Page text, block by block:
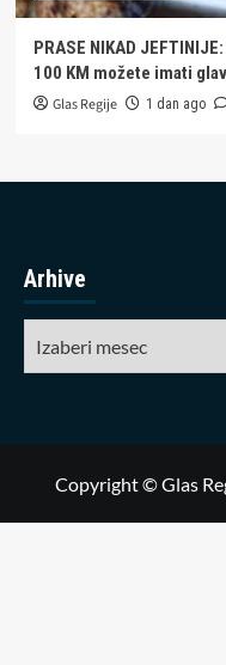
PRASE NIKAD
100 KM možete imati
Glas Regije 1 dan ago
Arhive
Copyright © Glas